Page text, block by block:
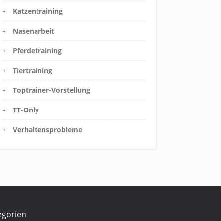
Katzentraining
Nasenarbeit
Pferdetraining
Tiertraining
Toptrainer-Vorstellung
TT-Only
Verhaltensprobleme